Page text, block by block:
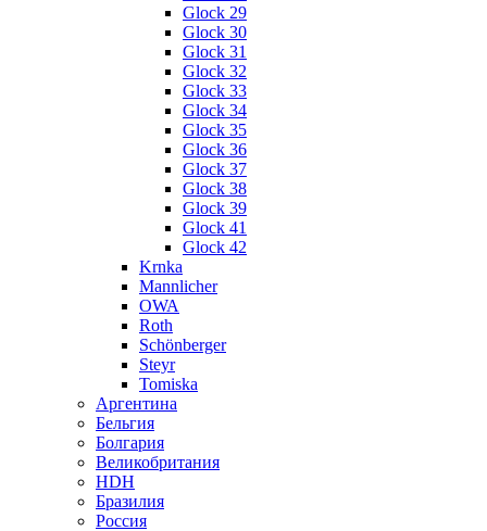
Glock 29
Glock 30
Glock 31
Glock 32
Glock 33
Glock 34
Glock 35
Glock 36
Glock 37
Glock 38
Glock 39
Glock 41
Glock 42
Krnka
Mannlicher
OWA
Roth
Schönberger
Steyr
Tomiska
Аргентина
Бельгия
Болгария
Великобритания
HDH
Бразилия
Россия